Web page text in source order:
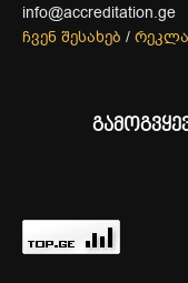
info@accreditation.ge
ჩვენ შესახებ /